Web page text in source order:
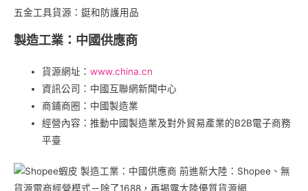
五金工具貨源：鋌和防護用品
製造工業：中國供應商
貨源網址：www.china.cn
資訊公司：中國互聯網新聞中心
商鋪商圈：中國製造業
經營內容：推動中國製造業及對外貿易產業的B2B電子商務
平臺